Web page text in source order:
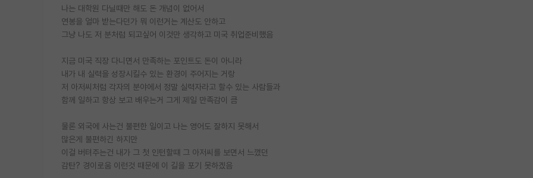
나는 대학원 다닐때만 해도 돈 개념이 없어서
연봉을 얼마 받는다던가 뭐 이런거는 계산도 안하고
그냥 나도 저 분처럼 되고싶어 이것만 생각하고 미국 취업준비했음
지금 미국 직장 다니면서 만족하는 포인트도 돈이 아니라
내가 내 실력을 성장시킬수 있는 환경이 주어지는 거랑
저 아저씨처럼 각자의 분야에서 정말 실력자라고 할수 있는 사람들과
함께 일하고 항상 보고 배우는거 그게 제일 만족감이 큼
물론 외국에 사는건 불편한 일이고 나는 영어도 잘하지 못해서
많은게 불편하긴 하지만
이걸 버텨주는건 내가 그 첫 인턴할떄 그 아저씨를 보면서 느꼈던
감탄? 경이로움 이런것 때문에 이 길을 포기 못하겠음